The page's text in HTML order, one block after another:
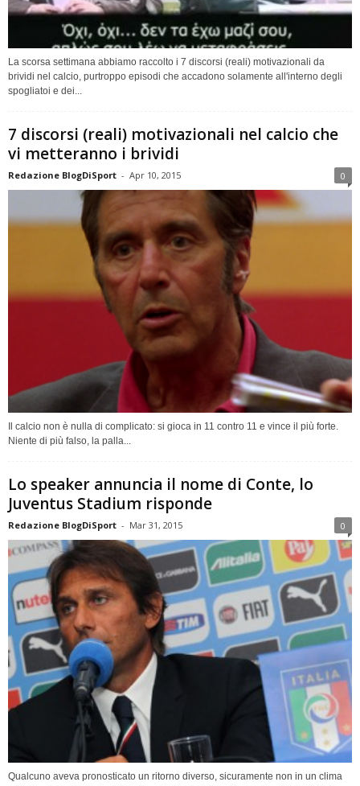
La scorsa settimana abbiamo raccolto i 7 discorsi (reali) motivazionali da
brividi nel calcio, purtroppo episodi che accadono solamente all'interno degli
spogliatoi e dei...
7 discorsi (reali) motivazionali nel calcio che
vi metteranno i brividi
Redazione BlogDiSport - Apr 10, 2015 0
Il calcio non è nulla di complicato: si gioca in 11 contro 11 e vince il più forte.
Niente di più falso, la palla...
Lo speaker annuncia il nome di Conte, lo
Juventus Stadium risponde
Redazione BlogDiSport - Mar 31, 2015 0
Qualcuno aveva pronosticato un ritorno diverso, sicuramente non in un clima